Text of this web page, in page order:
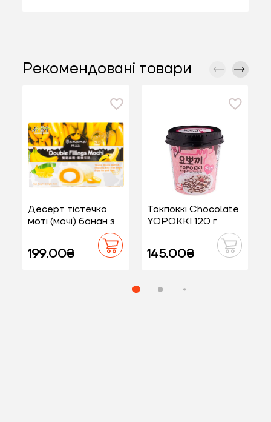
Рекомендовані товари
Десерт тістечко
моті (мочі) банан з
молоком BAMBOO
199.00₴
Токпоккі Chocolate
YOPOKKI 120 г
145.00₴